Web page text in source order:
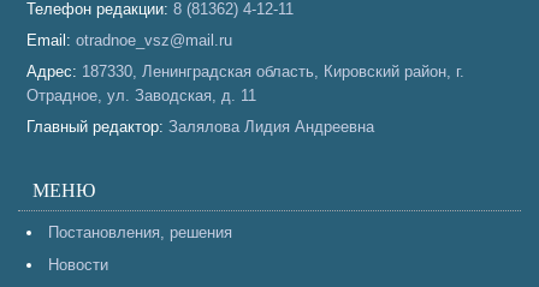
Телефон редакции: 8 (81362) 4-12-11
Email: otradnoe_vsz@mail.ru
Адрес: 187330, Ленинградская область, Кировский район, г.
Отрадное, ул. Заводская, д. 11
Главный редактор: Залялова Лидия Андреевна
МЕНЮ
Постановления, решения
Новости